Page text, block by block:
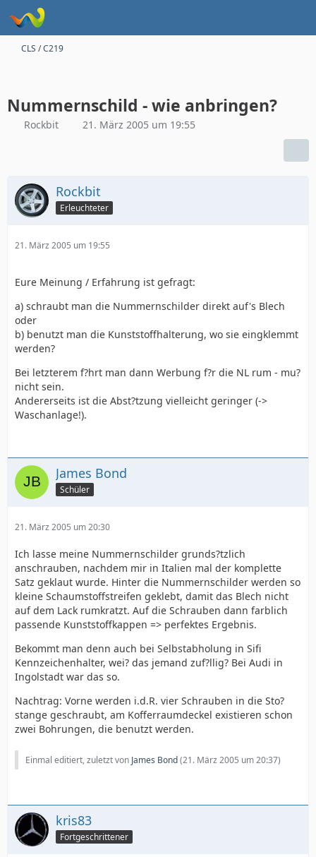
CLS / C219
Nummernschild - wie anbringen?
Rockbit 21. März 2005 um 19:55
Rockbit
Erleuchteter
21. März 2005 um 19:55
Eure Meinung / Erfahrung ist gefragt:
a) schraubt man die Nummernschilder direkt auf's Blech
oder
b) benutzt man die Kunststoffhalterung, wo sie eingklemmt
werden?
Bei letzterem f?hrt man dann Werbung f?r die NL rum - mu?
nicht sein.
Andererseits ist die Abst?tzung vielleicht geringer (->
Waschanlage!).
James Bond
Schüler
21. März 2005 um 20:30
Ich lasse meine Nummernschilder grunds?tzlich
anschrauben, nachdem mir in Italien mal der komplette
Satz geklaut wurde. Hinter die Nummernschilder werden so
kleine Schaumstoffstreifen geklebt, damit das Blech nicht
auf dem Lack rumkratzt. Auf die Schrauben dann farblich
passende Kunststoffkappen => perfektes Ergebnis.
Bekommt man denn auch bei Selbstabholung in Sifi
Kennzeichenhalter, wei? das jemand zuf?llig? Bei Audi in
Ingolstadt war das so.
Nachtrag: Vorne werden i.d.R. vier Schrauben in die Sto?
stange geschraubt, am Kofferraumdeckel existieren schon
zwei Bohrungen, die benutzt werden.
Einmal editiert, zuletzt von James Bond(21. März 2005 um 20:37)
kris83
Fortgeschrittener